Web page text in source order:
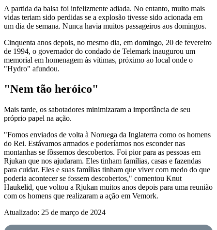
A partida da balsa foi infelizmente adiada. No entanto, muito mais
vidas teriam sido perdidas se a explosão tivesse sido acionada em
um dia de semana. Nunca havia muitos passageiros aos domingos.
Cinquenta anos depois, no mesmo dia, em domingo, 20 de fevereiro
de 1994, o governador do condado de Telemark inaugurou um
memorial em homenagem às vítimas, próximo ao local onde o
"Hydro" afundou.
"Nem tão heróico"
Mais tarde, os sabotadores minimizaram a importância de seu
próprio papel na ação.
"Fomos enviados de volta à Noruega da Inglaterra como os homens
do Rei. Estávamos armados e poderíamos nos esconder nas
montanhas se fôssemos descobertos. Foi pior para as pessoas em
Rjukan que nos ajudaram. Eles tinham famílias, casas e fazendas
para cuidar. Eles e suas famílias tinham que viver com medo do que
poderia acontecer se fossem descobertos," comentou Knut
Haukelid, que voltou a Rjukan muitos anos depois para uma reunião
com os homens que realizaram a ação em Vemork.
Atualizado: 25 de março de 2024